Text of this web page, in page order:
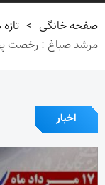
صفحه خانگی >
مرشد صباغ : رخصت
اخبار